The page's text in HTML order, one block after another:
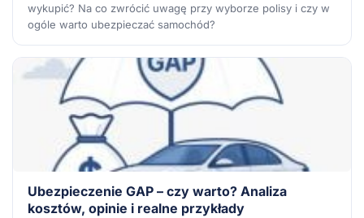
wykupić? Na co zwrócić uwagę przy wyborze polisy i czy w
ogóle warto ubezpieczać samochód?
Ubezpieczenie GAP – czy warto? Analiza
kosztów, opinie i realne przykłady